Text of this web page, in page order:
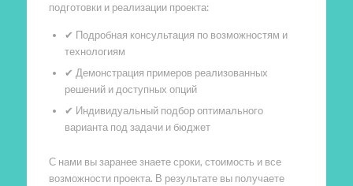
подготовки и реализации проекта:
✔ Подробная консультация по возможностям и
технологиям
✔ Демонстрация примеров реализованных
решений и доступных опций
✔ Индивидуальный подбор оптимального
варианта под задачи и бюджет
С нами вы заранее знаете сроки, стоимость и все
возможности проекта. В результате вы получаете